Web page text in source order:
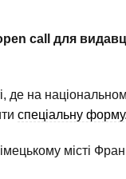
call для
на
спеціальну форму.
місті